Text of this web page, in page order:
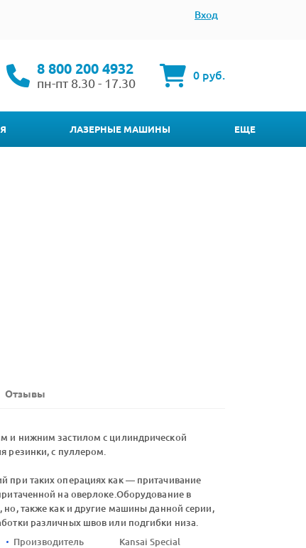
Вход
8 800 200 4932
пн-пт 8.30 - 17.30
0 руб.
ЛАЗЕРНЫЕ МАШИНЫ ЕЩЕ
Отзывы
и нижним застилом с цилиндрической
резинки, с пуллером.
при таких операциях как — притачивание
на оверлоке.Оборудование в
также как и другие машины данной серии,
различных швов или подгибки низа.
Производитель Kansai Special